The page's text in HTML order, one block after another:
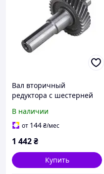
Вал вторичный
редуктора с шестерней
редуктор) на бензиновый
двигатель 194F
В наличии
от 144₴/мес
1 442₴
Купить